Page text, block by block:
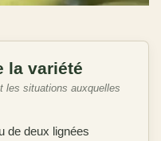
la variété
les situations auxquelles
de deux lignées